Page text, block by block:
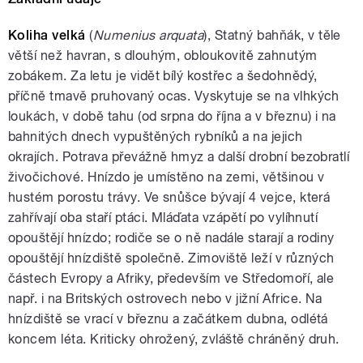
Koliha velká (Numenius arquata), Statný bahňák, v těle
větší než havran, s dlouhým, obloukovitě zahnutým
zobákem. Za letu je vidět bílý kostřec a šedohnědý,
příčně tmavě pruhovaný ocas. Vyskytuje se na vlhkých
loukách, v době tahu (od srpna do října a v březnu) i na
bahnitých dnech vypuštěných rybníků a na jejich
okrajích. Potrava převážně hmyz a další drobní bezobratlí
živočichové. Hnízdo je umístěno na zemi, většinou v
hustém porostu trávy. Ve snůšce bývají 4 vejce, která
zahřívají oba staří ptáci. Mláďata vzápětí po vylíhnutí
opouštějí hnízdo; rodiče se o ně nadále starají a rodiny
opouštějí hnízdiště společně. Zimoviště leží v různých
částech Evropy a Afriky, především ve Středomoří, ale
např. i na Britských ostrovech nebo v jižní Africe. Na
hnízdiště se vrací v březnu a začátkem dubna, odlétá
koncem léta. Kriticky ohrožený, zvláště chráněný druh.